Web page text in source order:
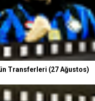
Transferleri (27 Ağustos)